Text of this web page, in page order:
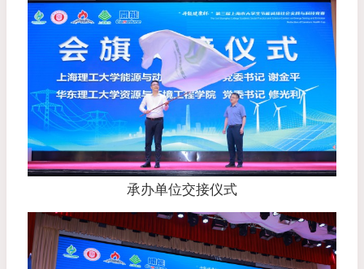
承办单位交接仪式